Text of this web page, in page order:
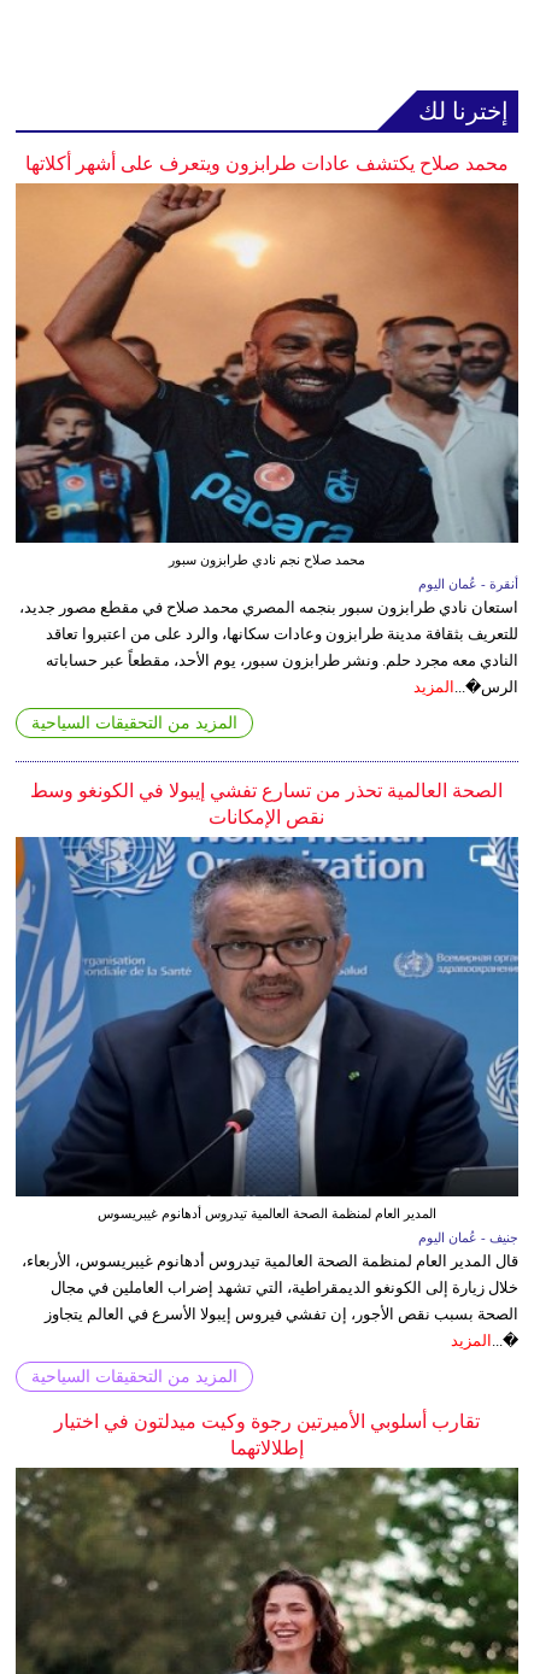
إخترنا لك
محمد صلاح يكتشف عادات طرابزون ويتعرف على أشهر أكلاتها
محمد صلاح نجم نادي طرابزون سبور
أنقرة - عُمان اليوم
استعان نادي طرابزون سبور بنجمه المصري محمد صلاح في مقطع مصور جديد،
للتعريف بثقافة مدينة طرابزون وعادات سكانها، والرد على من اعتبروا تعاقد
النادي معه مجرد حلم. ونشر طرابزون سبور، يوم الأحد، مقطعاً عبر حساباته
الرس�...
المزيد
المزيد من التحقيقات السياحية
الصحة العالمية تحذر من تسارع تفشي إيبولا في الكونغو وسط
نقص الإمكانات
المدير العام لمنظمة الصحة العالمية تيدروس أدهانوم غيبريسوس
جنيف - عُمان اليوم
قال المدير العام لمنظمة الصحة العالمية تيدروس أدهانوم غيبريسوس، الأربعاء،
خلال زيارة إلى الكونغو الديمقراطية، التي تشهد إضراب العاملين في مجال
الصحة بسبب نقص الأجور، إن تفشي فيروس إيبولا الأسرع في العالم يتجاوز
�... المزيد
المزيد من التحقيقات السياحية
تقارب أسلوبي الأميرتين رجوة وكيت ميدلتون في اختيار
إطلالاتهما